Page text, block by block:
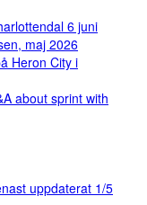
6 juni
maj 2026
Heron City i
about sprint with
uppdaterat 1/5